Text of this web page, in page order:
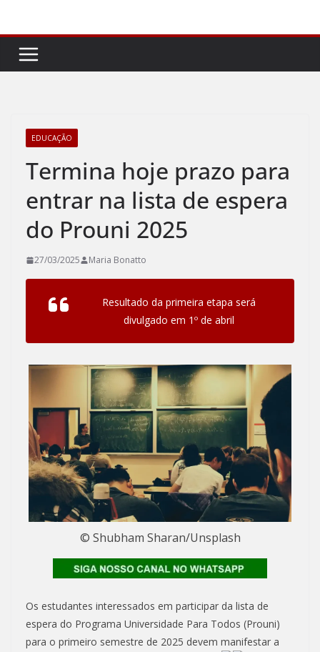
conteúdo
EDUCAÇÃO
Termina hoje prazo para
entrar na lista de espera
do Prouni 2025
27/03/2025 Maria Bonatto
Resultado da primeira etapa será
divulgado em 1º de abril
© Shubham Sharan/Unsplash
Os estudantes interessados em participar da lista de
espera do Programa Universidade Para Todos (Prouni)
para o primeiro semestre de 2025 devem manifestar a